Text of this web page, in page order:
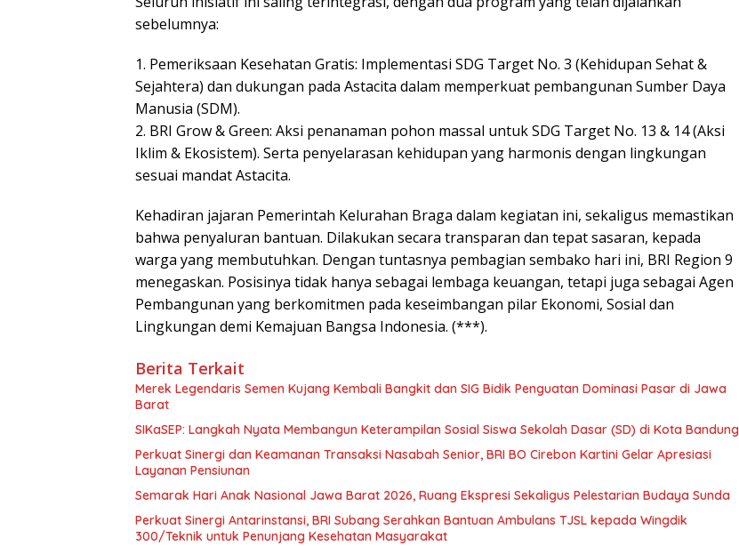
sebelumnya:
1. ​Pemeriksaan Kesehatan Gratis: Implementasi SDG Target No. 3 (Kehidupan Sehat &
Sejahtera) dan dukungan pada Astacita dalam memperkuat pembangunan Sumber Daya
Manusia (SDM).
2. ​BRI Grow & Green: Aksi penanaman pohon massal untuk SDG Target No. 13 & 14 (Aksi
Iklim & Ekosistem). Serta penyelarasan kehidupan yang harmonis dengan lingkungan
sesuai mandat Astacita.
​Kehadiran jajaran Pemerintah Kelurahan Braga dalam kegiatan ini, sekaligus memastikan
bahwa penyaluran bantuan. Dilakukan secara transparan dan tepat sasaran, kepada
warga yang membutuhkan. Dengan tuntasnya pembagian sembako hari ini, BRI Region 9
menegaskan. Posisinya tidak hanya sebagai lembaga keuangan, tetapi juga sebagai Agen
Pembangunan yang berkomitmen pada keseimbangan pilar Ekonomi, Sosial dan
Lingkungan demi Kemajuan Bangsa Indonesia. (***).
Berita Terkait
Merek Legendaris Semen Kujang Kembali Bangkit dan SIG Bidik Penguatan Dominasi Pasar di Jawa
Barat
SIKaSEP: Langkah Nyata Membangun Keterampilan Sosial Siswa Sekolah Dasar (SD) di Kota Bandung
Perkuat Sinergi dan Keamanan Transaksi Nasabah Senior, BRI BO Cirebon Kartini Gelar Apresiasi
Layanan Pensiunan
Semarak Hari Anak Nasional Jawa Barat 2026, Ruang Ekspresi Sekaligus Pelestarian Budaya Sunda
Perkuat Sinergi Antarinstansi, BRI Subang Serahkan Bantuan Ambulans TJSL kepada Wingdik
300/Teknik untuk Penunjang Kesehatan Masyarakat